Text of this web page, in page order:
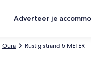
Adverteer je
Rustig strand 5 METER
Oura